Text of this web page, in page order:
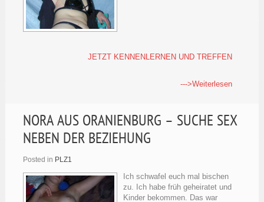
JETZT KENNENLERNEN UND TREFFEN
--->Weiterlesen
NORA AUS ORANIENBURG – SUCHE SEX
NEBEN DER BEZIEHUNG
Posted in PLZ1
Ich schwafel euch mal bischen
zu. Ich habe früh geheiratet und
Kinder bekommen. Das war